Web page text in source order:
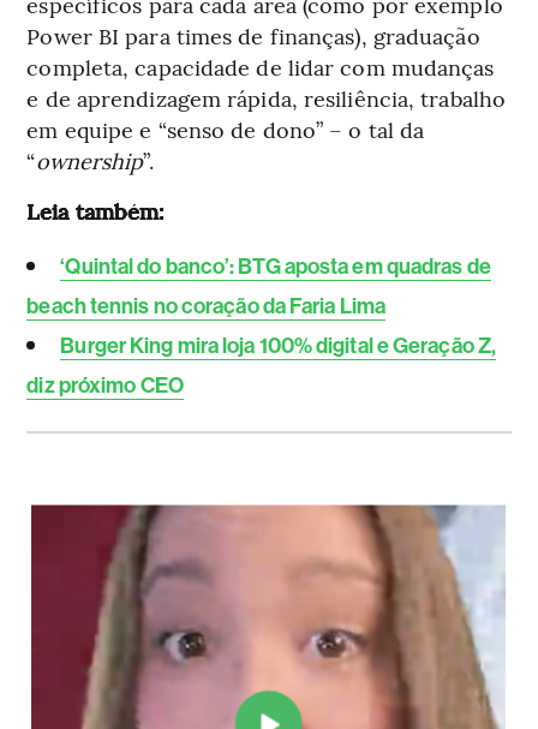
Power BI para times de finanças), graduação
completa, capacidade de lidar com mudanças
e de aprendizagem rápida, resiliência, trabalho
em equipe e “senso de dono” – o tal da
“ownership”.
Leia também:
‘Quintal do banco’: BTG aposta em quadras de
beach tennis no coração da Faria Lima
Burger King mira loja 100% digital e Geração Z,
diz próximo CEO